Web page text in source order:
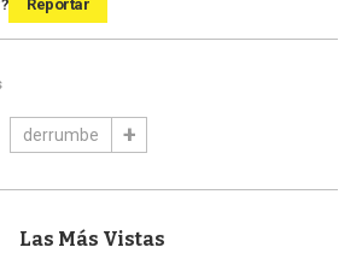
Reportar
derrumbe
Las Más Vistas